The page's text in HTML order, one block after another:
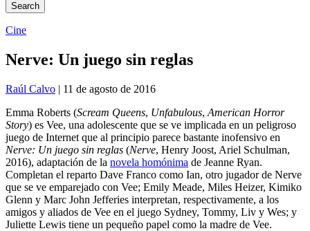
Search
Cine
Nerve: Un juego sin reglas
Raúl Calvo | 11 de agosto de 2016
Emma Roberts (Scream Queens, Unfabulous, American Horror
Story) es Vee, una adolescente que se ve implicada en un peligroso
juego de Internet que al principio parece bastante inofensivo en
Nerve: Un juego sin reglas (Nerve, Henry Joost, Ariel Schulman,
2016), adaptación de la novela homónima de Jeanne Ryan.
Completan el reparto Dave Franco como Ian, otro jugador de Nerve
que se ve emparejado con Vee; Emily Meade, Miles Heizer, Kimiko
Glenn y Marc John Jefferies interpretan, respectivamente, a los
amigos y aliados de Vee en el juego Sydney, Tommy, Liv y Wes; y
Juliette Lewis tiene un pequeño papel como la madre de Vee.